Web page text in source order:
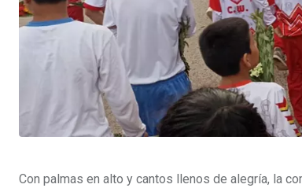
Con palmas en alto y cantos llenos de alegría, la